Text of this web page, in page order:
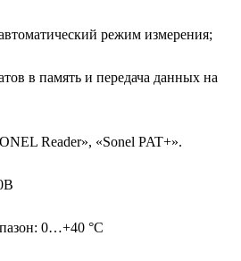
режим измерения;
в память и передача данных на
Reader», «Sonel PAT+».
0…+40 °C